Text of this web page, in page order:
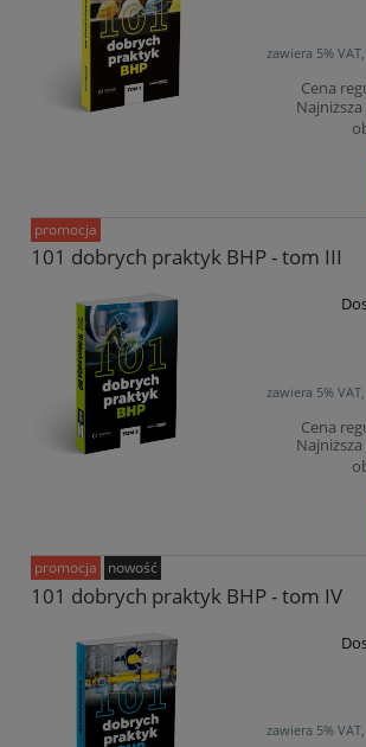
zawiera 5%
Cena
101 dobrych praktyk BHP - tom III
zawiera 5%
Cena
promocja
101 dobrych praktyk BHP - tom IV
zawiera 5%
promocja nowość